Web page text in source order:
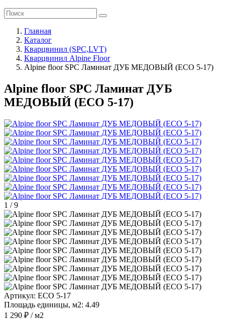
Главная
Каталог
Кварцвинил (SPC,LVT)
Кварцвинил Alpine Floor
Alpine floor SPC Ламинат ДУБ МЕДОВЫЙ (ECO 5-17)
Alpine floor SPC Ламинат ДУБ
МЕДОВЫЙ (ECO 5-17)
1 /9
Артикул: ECO 5-17
Площадь единицы, м2: 4.49
1 290 ₽ / м2